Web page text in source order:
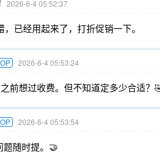
2026-6-4 05:52:37
，已经用起来了，打折促销一下。
OP 2026-6-4 05:53:24
前想过收费。但不知道定多少合适？
OP 2026-6-4 05:53:54
题随时提。🤝